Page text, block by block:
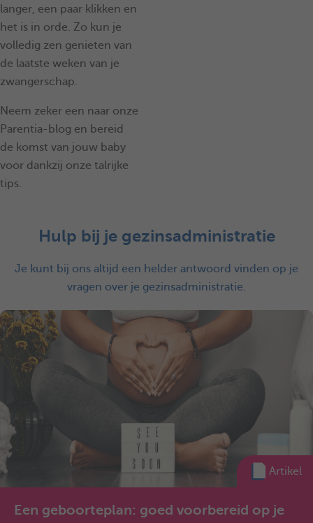
langer, een paar klikken en
het is in orde. Zo kun je
volledig zen genieten van
de laatste weken van je
zwangerschap.
Neem zeker een naar onze
Parentia-blog en bereid
de komst van jouw baby
voor dankzij onze talrijke
tips.
Hulp bij je gezinsadministratie
Je kunt bij ons altijd een helder antwoord vinden op je
vragen over je gezinsadministratie.
Artikel
Een geboorteplan: goed voorbereid op je